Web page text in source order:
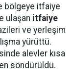
bölgeye itfaiye
ulaşan itfaiye
ve yerleşim
yürüttü.
alevler kısa
söndürüldü.